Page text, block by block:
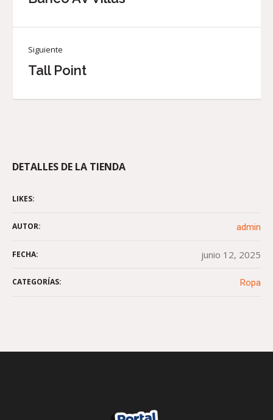
Siguiente
Tall Point
DETALLES DE LA TIENDA
LIKES:
AUTOR: admin
FECHA: junio 12, 2025
CATEGORÍAS: Ropa